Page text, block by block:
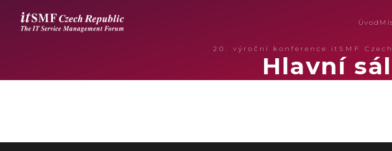
Úvod
Hlavní sál
20. výroční konference itSMF